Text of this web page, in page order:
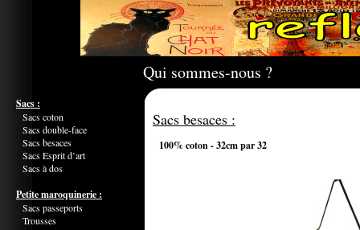
Qui sommes-nous ?
Sacs :
Sacs coton
Sacs double-face
Sacs besaces
Sacs Esprit d’art
Sacs à dos
Petite maroquinerie :
Sacs passeports
Trousses
Sacs besaces :
100% coton - 32cm par 32